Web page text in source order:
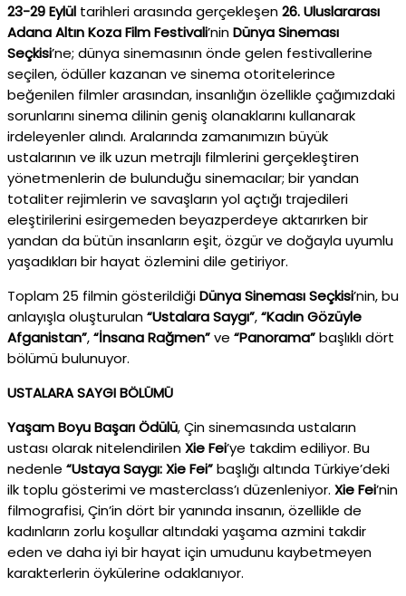
23-29 Eylül tarihleri arasında gerçekleşen26. Uluslararası
Adana Altın Koza Film Festivali’ninDünya Sineması
Seçkisi’ne; dünya sinemasının önde gelen festivallerine
seçilen, ödüller kazanan ve sinema otoritelerince
beğenilen filmler arasından, insanlığın özellikle çağımızdaki
sorunlarını sinema dilinin geniş olanaklarını kullanarak
irdeleyenler alındı. Aralarında zamanımızın büyük
ustalarının ve ilk uzun metrajlı filmlerini gerçekleştiren
yönetmenlerin de bulunduğu sinemacılar; bir yandan
totaliter rejimlerin ve savaşların yol açtığı trajedileri
eleştirilerini esirgemeden beyazperdeye aktarırken bir
yandan da bütün insanların eşit, özgür ve doğayla uyumlu
yaşadıkları bir hayat özlemini dile getiriyor.
Toplam 25 filmin gösterildiğiDünya Sineması Seçkisi’nin, bu
anlayışla oluşturulan“Ustalara Saygı”,“Kadın Gözüyle
Afganistan”,“İnsana Rağmen”ve “Panorama”başlıklı dört
bölümü bulunuyor.
USTALARA SAYGI BÖLÜMÜ
Yaşam Boyu Başarı Ödülü, Çin sinemasında ustaların
ustası olarak nitelendirilenXie Fei’ye takdim ediliyor. Bu
nedenle “Ustaya Saygı: Xie Fei”başlığı altında Türkiye’deki
ilk toplu gösterimi ve masterclass’ı düzenleniyor. Xie Fei’nin
filmografisi, Çin’in dört bir yanında insanın, özellikle de
kadınların zorlu koşullar altındaki yaşama azmini takdir
eden ve daha iyi bir hayat için umudunu kaybetmeyen
karakterlerin öykülerine odaklanıyor.